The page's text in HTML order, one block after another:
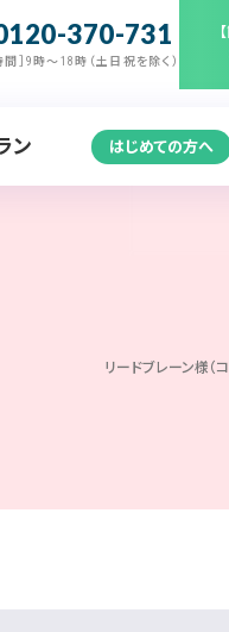
370-731
間］9時～18時（土日祝を除く）
ン はじめての方へ
リードブレーン様（